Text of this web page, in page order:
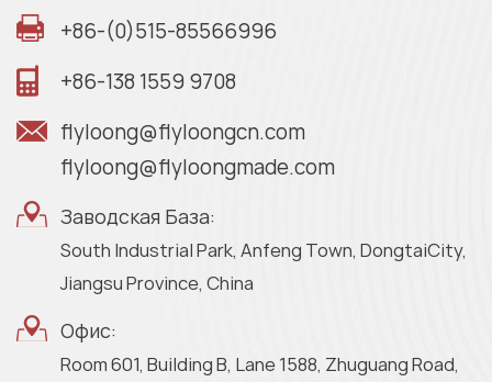
+86-(0)515-85566996
+86-138 1559 9708
flyloong@flyloongcn.com
flyloong@flyloongmade.com
Заводская База:
South Industrial Park, Anfeng Town, DongtaiCity,
Jiangsu Province, China
Офис:
Room 601, Building B, Lane 1588, Zhuguang Road,